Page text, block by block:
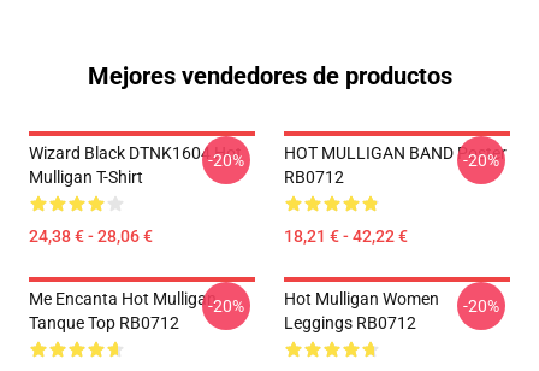
Mejores vendedores de productos
Wizard Black DTNK1604 Hot
Mulligan T-Shirt
24,38 € - 28,06 €
-20%
HOT MULLIGAN BAND Poster
RB0712
18,21 € - 42,22 €
-20%
Me Encanta Hot Mulligan
Tanque Top RB0712
-20%
Hot Mulligan Women
Leggings RB0712
-20%